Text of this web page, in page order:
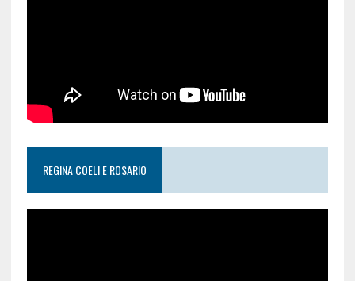
REGINA COELI E ROSARIO